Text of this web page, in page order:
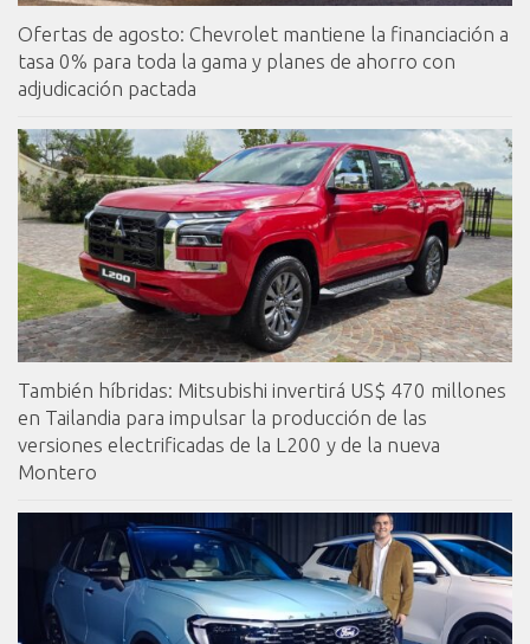
Ofertas de agosto: Chevrolet mantiene la financiación a
tasa 0% para toda la gama y planes de ahorro con
adjudicación pactada
También híbridas: Mitsubishi invertirá US$ 470 millones
en Tailandia para impulsar la producción de las
versiones electrificadas de la L200 y de la nueva
Montero